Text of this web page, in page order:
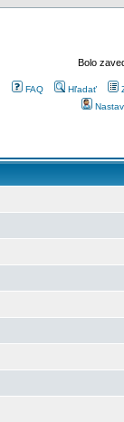
Bolo
FAQ Hľadať